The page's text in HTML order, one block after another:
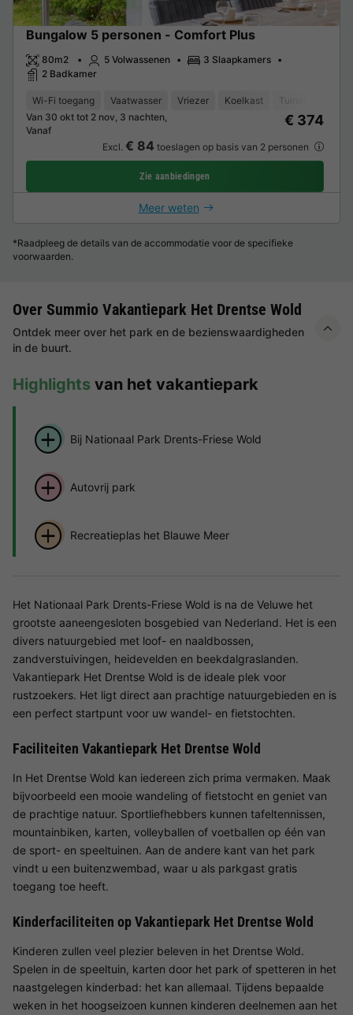
Bungalow 5 personen - Comfort Plus
80m2 5 Volwassenen
3 Slaapkamers
2 Badkamer
Wi-Fi toegang Vaatwasser Vriezer Koelkast
Van 30 okt tot 2 nov, 3 nachten,
Vanaf
€ 374
Excl. € 84 toeslagen op basis van 2 personen
Zie aanbiedingen
Meer weten
*Raadpleeg de details van de accommodatie voor de specifieke
voorwaarden.
Over Summio Vakantiepark Het Drentse Wold
Ontdek meer over het park en de bezienswaardigheden
in de buurt.
Highlights van het vakantiepark
Bij Nationaal Park Drents-Friese Wold
Autovrij park
Recreatieplas het Blauwe Meer
Het Nationaal Park Drents-Friese Wold is na de Veluwe het
grootste aaneengesloten bosgebied van Nederland. Het is een
divers natuurgebied met loof- en naaldbossen,
zandverstuivingen, heidevelden en beekdalgraslanden.
Vakantiepark Het Drentse Wold is de ideale plek voor
rustzoekers. Het ligt direct aan prachtige natuurgebieden en is
een perfect startpunt voor uw wandel- en fietstochten.
Faciliteiten Vakantiepark Het Drentse Wold
In Het Drentse Wold kan iedereen zich prima vermaken. Maak
bijvoorbeeld een mooie wandeling of fietstocht en geniet van
de prachtige natuur. Sportliefhebbers kunnen tafeltennissen,
mountainbiken, karten, volleyballen of voetballen op één van
de sport- en speeltuinen. Aan de andere kant van het park
vindt u een buitenzwembad, waar u als parkgast gratis
toegang toe heeft.
Kinderfaciliteiten op Vakantiepark Het Drentse Wold
Kinderen zullen veel plezier beleven in het Drentse Wold.
Spelen in de speeltuin, karten door het park of spetteren in het
naastgelegen kinderbad: het kan allemaal. Tijdens bepaalde
weken in het hoogseizoen kunnen kinderen deelnemen aan het